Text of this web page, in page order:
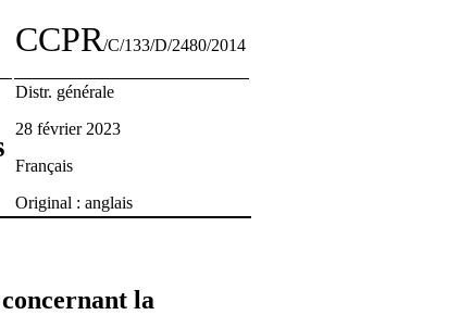
CCPR/C/133/D/2480/2014
Distr. générale
28 février 2023
Français
Original : anglais
la